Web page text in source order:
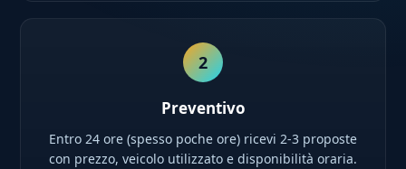
2
Preventivo
Entro 24 ore (spesso poche ore) ricevi 2-3 proposte
con prezzo, veicolo utilizzato e disponibilità oraria.